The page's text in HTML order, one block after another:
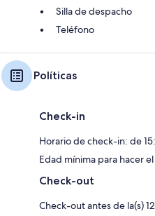
Silla de despacho
Teléfono
Políticas
Check-in
Horario de check-in: de
Edad mínima para hacer
Check-out
Check-out antes de la(s)